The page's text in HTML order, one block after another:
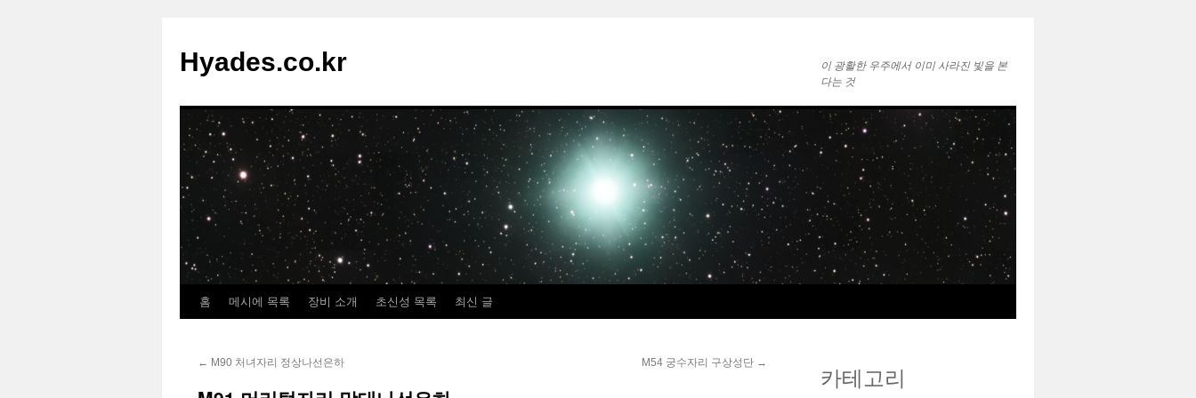
츠
로
너
기
Hyades.co.kr
이 광활한 우주에서 ㅤㅤㅤㅤㅤㅤㅤㅤㅤㅤㅤㅤㅤㅤㅤ이미 사라진 빛을 본
다는 것
홈 메시에 목록 장비 소개 초신성 목록 최신 글
← M90 처녀자리 정상나선은하 M54 궁수자리 구상성단 →
카테고리